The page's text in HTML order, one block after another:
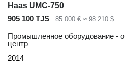
Haas UMC-750
905 100 TJS
85 000 € ≈ 98 210 $
Промышленное оборудование -
центр
2014